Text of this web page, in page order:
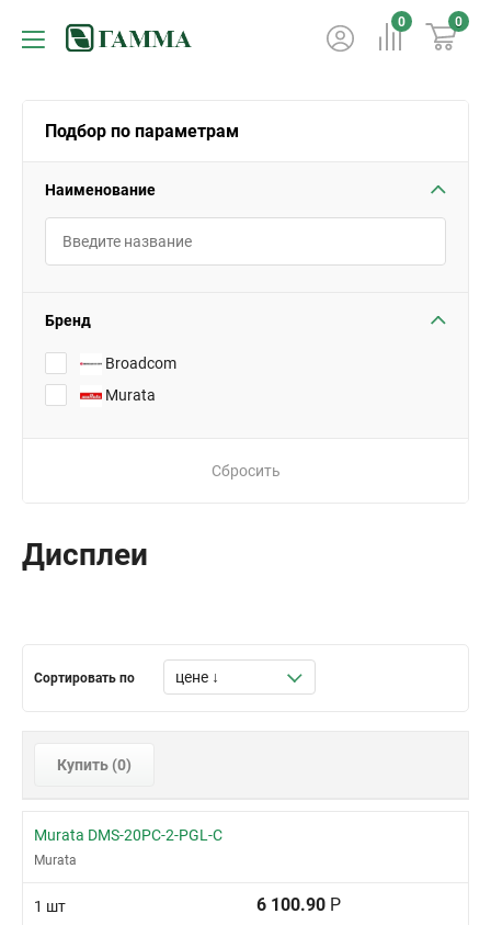
0 0
Подбор по параметрам
Наименование
Бренд
Broadcom
Murata
Сбросить
Дисплеи
Сортировать по
Купить (0)
Murata DMS-20PC-2-PGL-C
Murata
1 шт 6 100.90 Р